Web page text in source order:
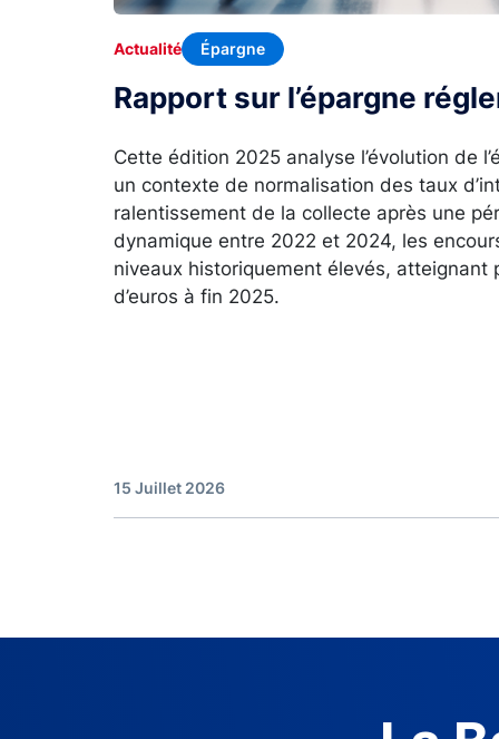
Rapport sur l’épargne
Actualité Épargne
Cette édition 2025 analyse l’évolution de
un contexte de normalisation des taux
ralentissement de la collecte après une
dynamique entre 2022 et 2024, les
niveaux historiquement élevés, atteignant
d’euros à fin 2025.
15 Juillet 2026